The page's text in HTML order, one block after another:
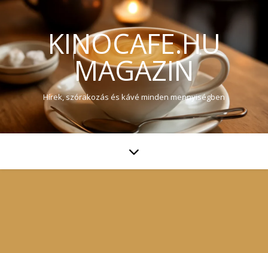
KINOCAFE.HU
MAGAZIN
Hírek, szórakozás és kávé minden mennyiségben